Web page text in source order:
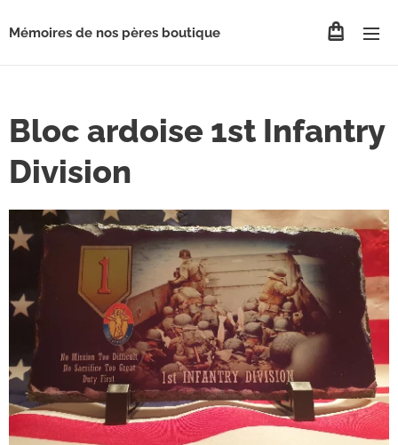
Mémoires de nos pères boutique
Bloc ardoise 1st Infantry
Division